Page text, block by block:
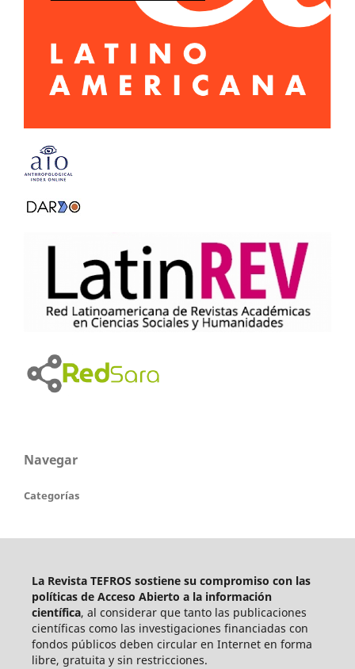
Navegar
Categorías
La Revista TEFROS sostiene su compromiso con las
políticas de Acceso Abierto a la información
científica, al considerar que tanto las publicaciones
científicas como las investigaciones financiadas con
fondos públicos deben circular en Internet en forma
libre, gratuita y sin restricciones.